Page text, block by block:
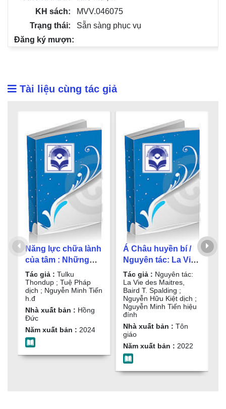
MVV.046075
Sẵn sàng phục vụ
Tài liệu cùng tác giả
Năng lực chữa lành
của tâm : Những
thiền tập đơn giản
để có sức khoẻ,
sống hạnh phúc và
ngộ / Tulku
Thondup ; Tuệ
Pháp dịch ; Nguyễn
Minh Tiến h.đ
Tác giả : Tulku
Thondup ; Tuệ Pháp
dịch ; Nguyễn Minh Tiến
h.đ
Nhà xuất bản : Hồng
Đức
Năm xuất bản : 2024
Á Châu huyền bí /
Nguyên tác: La Vie
des Maitres, Baird T.
Spalding ; Nguyễn
Hữu Kiệt dịch ;
Nguyễn Minh Tiến
hiệu đính
Tác giả : Nguyên tác:
La Vie des Maitres,
Baird T. Spalding ;
Nguyễn Hữu Kiệt dịch ;
Nguyễn Minh Tiến hiệu
đính
Nhà xuất bản : Tôn
giáo
Năm xuất bản : 2022